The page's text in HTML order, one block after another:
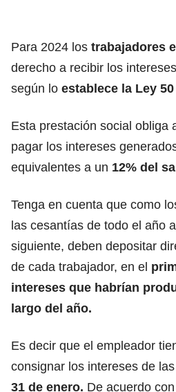
Para 2024 los trabajadores
derecho a recibir los
según lo establece la Ley 50
Esta prestación social obliga
pagar los intereses
equivalentes a un 12% del
Tenga en cuenta que como
las cesantías de todo el año
siguiente, deben depositar
de cada trabajador, en el
intereses que habrían
largo del año.
Es decir que el empleador
consignar los intereses de las
31 de enero. De acuerdo